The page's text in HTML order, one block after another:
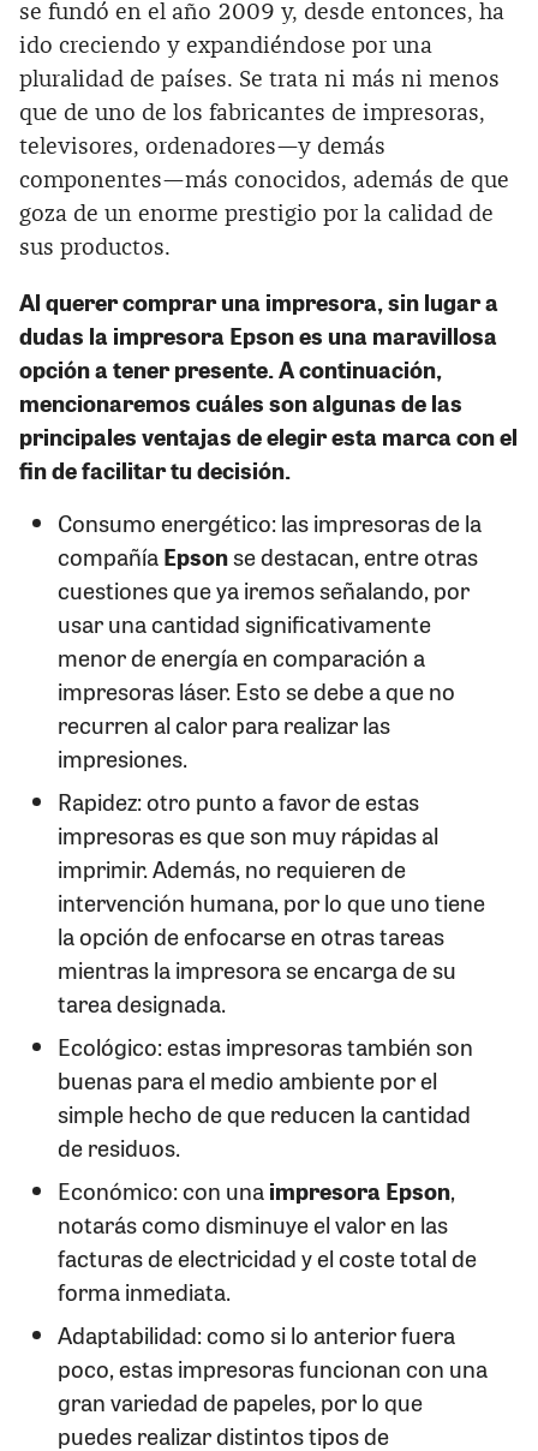
se fundó en el año 2009 y, desde entonces, ha
ido creciendo y expandiéndose por una
pluralidad de países. Se trata ni más ni menos
que de uno de los fabricantes de impresoras,
televisores, ordenadores—y demás
componentes—más conocidos, además de que
goza de un enorme prestigio por la calidad de
sus productos.
Al querer comprar una impresora, sin lugar a
dudas laimpresora Epsones una maravillosa
opción a tener presente. A continuación,
mencionaremos cuáles son algunas de las
principales ventajas de elegir esta marca con el
fin de facilitar tu decisión.
Consumo energético: las impresoras de la
compañíaEpsonse destacan, entre otras
cuestiones que ya iremos señalando, por
usar una cantidad significativamente
menor de energía en comparación a
impresoras láser. Esto se debe a que no
recurren al calor para realizar las
impresiones.
Rapidez: otro punto a favor de estas
impresoras es que son muy rápidas al
imprimir. Además, no requieren de
intervención humana, por lo que uno tiene
la opción de enfocarse en otras tareas
mientras la impresora se encarga de su
tarea designada.
Ecológico: estas impresoras también son
buenas para el medio ambiente por el
simple hecho de que reducen la cantidad
de residuos.
Económico: con unaimpresora Epson,
notarás como disminuye el valor en las
facturas de electricidad y el coste total de
forma inmediata.
Adaptabilidad: como si lo anterior fuera
poco, estas impresoras funcionan con una
gran variedad de papeles, por lo que
puedes realizar distintos tipos de